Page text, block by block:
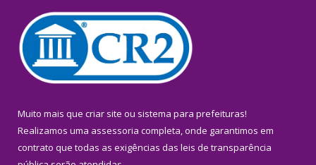
Muito mais que criar site ou sistema para prefeituras!
Realizamos uma assessoria completa, onde garantimos em
contrato que todas as exigências das leis de transparência